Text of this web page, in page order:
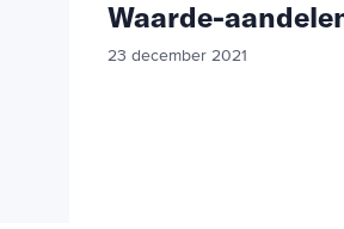
Waarde-
23 december 2021